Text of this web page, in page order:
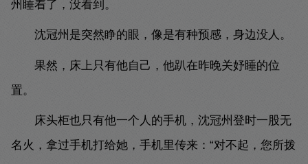
州睡着了，没看到。
沈冠州是突然睁的眼，像是有种预感，身边没人。
果然，床上只有他自己，他趴在昨晚关妤睡的位
置。
床头柜也只有他一个人的手机，沈冠州登时一股无
名火，拿过手机打给她，手机里传来：“对不起，您所拨